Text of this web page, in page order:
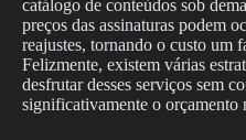
catálogo de conteúdos sob
preços das assinaturas podem
reajustes, tornando o custo um
Felizmente, existem várias
desfrutar desses serviços sem
significativamente o orçamento